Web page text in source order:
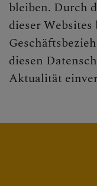
bleiben. Durch
dieser
diesen
Aktualität